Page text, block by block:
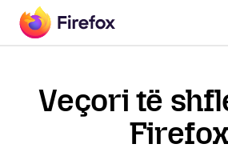
Veçori të
Firefox